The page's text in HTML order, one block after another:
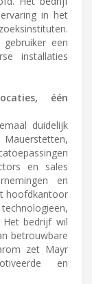
in het
een
installaties
één
duidelijk
en sales
en
hoofdkantoor
Het bedrijf wil
betrouwbare
zet Mayr
en